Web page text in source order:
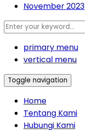
November 2023
primary menu
vertical menu
Toggle navigation
Home
Tentang Kami
Hubungi Kami